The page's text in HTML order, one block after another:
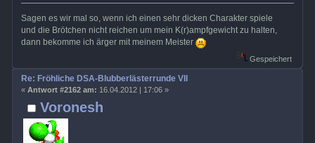
Sagen es wir mal so, wenn ich einen sehr dicken Charakter spiele
und die Brötchen nicht reichen um mein K(r)ampfgewicht zu halten,
dann bekomme ich ärger mit meinem Meister
Gespeichert
Voronesh
Re: Fröhliche DSA-Blubberlästerrunde VII
« Antwort #2162 am: 16.04.2012 | 17:06 »